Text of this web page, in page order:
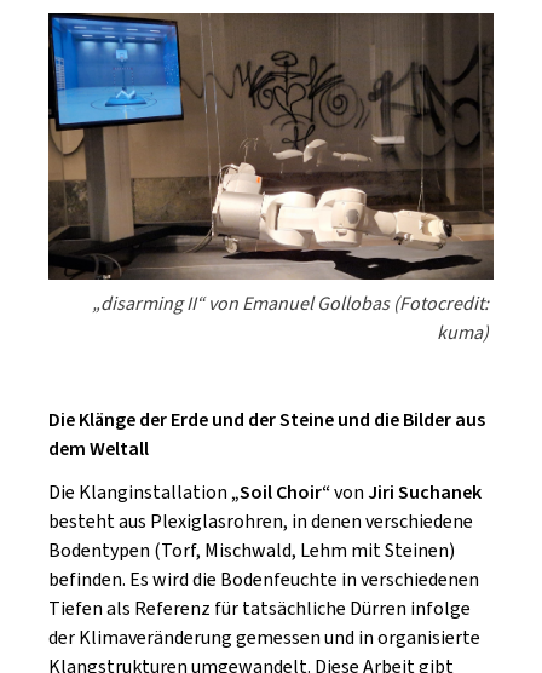
„disarming II“ von Emanuel Gollobas (Fotocredit:
kuma)
Die Klänge der Erde und der Steine und die Bilder aus
dem Weltall
Die Klanginstallation„Soil Choir“vonJiri Suchanek
besteht aus Plexiglasrohren, in denen verschiedene
Bodentypen (Torf, Mischwald, Lehm mit Steinen)
befinden. Es wird die Bodenfeuchte in verschiedenen
Tiefen als Referenz für tatsächliche Dürren infolge
der Klimaveränderung gemessen und in organisierte
Klangstrukturen umgewandelt. Diese Arbeit gibt